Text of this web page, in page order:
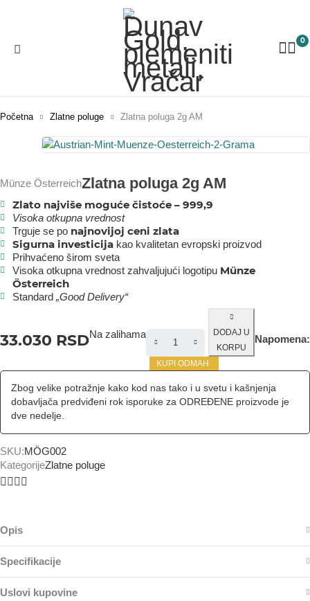
0
Početna Zlatne poluge Zlatna poluga 2g AM
Münze ÖsterreichZlatna poluga 2g AM
Zlato najviše moguće čistoće – 999,9
Visoka otkupna vrednost
Trguje se po najnovijoj ceni zlata
Sigurna investicija kao kvalitetan evropski proizvod
Prihvaćeno širom sveta
Visoka otkupna vrednost zahvaljujući logotipu Münze
Österreich
Standard „Good Delivery“
33.030 RSDNa zalihama
DODAJ U
KORPU
KUPI ODMAH
Napomena:
Zbog velike potražnje kako kod nas tako i u svetu i kašnjenja
dobavljača predviđeni rok isporuke za ODREĐENE proizvode je
dve nedelje.
SKU:MÖG002
KategorijeZlatne poluge
Opis
Specifikacije
Uslovi kupovine